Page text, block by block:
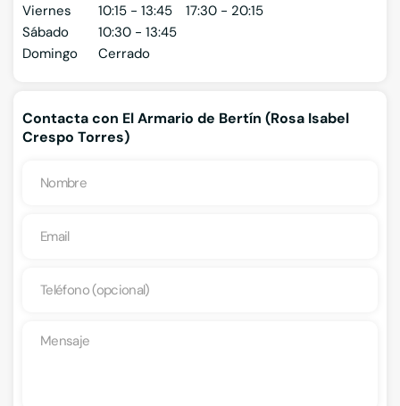
Viernes
10:15 - 13:45
17:30 - 20:15
Sábado
10:30 - 13:45
Domingo
Cerrado
Contacta con El Armario de Bertín (Rosa Isabel
Crespo Torres)